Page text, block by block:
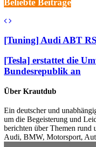
[Tuning] Audi ABT
[Tesla] erstattet die
Bundesrepublik an
Über Krautdub
Ein deutscher und
um die Begeisterung und
berichten über Themen rund
Audi, BMW, Motorsport,